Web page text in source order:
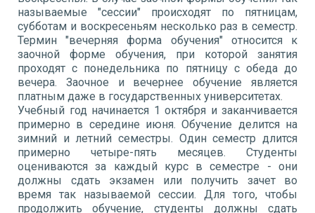
называемые "сессии" происходят по пятницам,
субботам и воскресеньям несколько раз в семестр.
Термин "вечерняя форма обучения" относится к
заочной форме обучения, при которой занятия
проходят с понедельника по пятницу с обеда до
вечера. Заочное и вечернее обучение является
платным даже в государственных университетах.
Учебный год начинается 1 октября и заканчивается
примерно в середине июня. Обучение делится на
зимний и летний семестры. Один семестр длится
примерно четыре-пять месяцев. Студенты
оцениваются за каждый курс в семестре - они
должны сдать экзамен или получить зачет во
время так называемой сессии. Для того, чтобы
продолжить обучение, студенты должны сдать